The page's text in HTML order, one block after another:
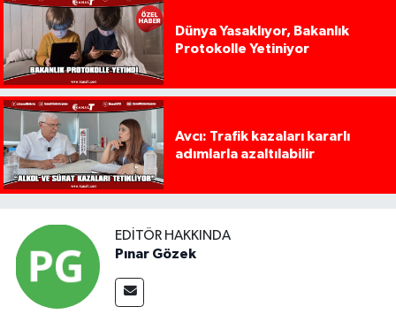
Dünya Yasaklıyor, Bakanlık
Protokolle Yetiniyor
Avcı: Trafik kazaları kararlı
adımlarla azaltılabilir
EDITÖR HAKKINDA
Pınar Gözek